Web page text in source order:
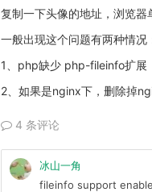
复制一下头像的地址，浏览器
一般出现这个问题有两种情况
1、php缺少 php-fileinfo扩展
2、如果是nginx下，删除掉
4 条评论
冰山一角
fileinfo support